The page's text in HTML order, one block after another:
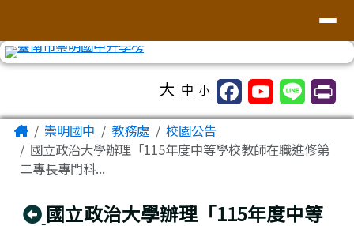
大 中 小
主內容區域
Home崇明國中 教務處
校園公告
國立政治大學辦理「115年度中等學校教師在職進修第
二專長專門科...
回上頁
國立政治大學辦理「115年度中等
頁尾區域